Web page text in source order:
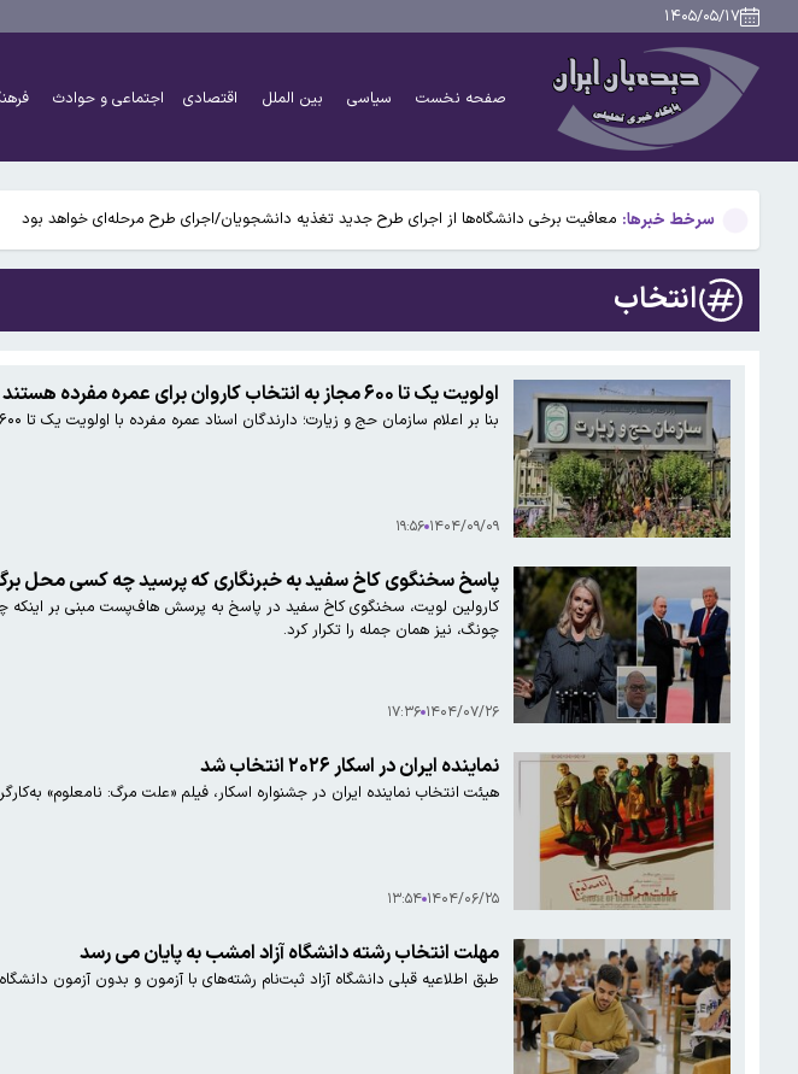
۱۴۰۵/۰۵/۱۷
صفحه نخست سیاسی بین الملل اقتصادی اجتماعی و حوادث
سرخط خبرها:
پیش‌بینی وضعیت جوی ۵ روز آینده؛ موج جدید ناپایداری جوی در راه است
تأیید ربایش و قتل حمیدرضا رجب‌زاده مداح معروف
چطور بدون آسیب دیدن دوربین موبایل از خورشیدگرفتگی عکس بگیریم؟
معافیت برخی دانشگاه‌ها از اجرای طرح جدید تغذیه دانشجویان/اجرای طرح مرحله‌ای خواهد بود
برطرف شدن محدودیت‌ برق صنایع طی هفته‌های آینده
تأیید ربایش و قتل حمیدرضا رجب‌زاده مداح معروف
چطور بدون آسیب دیدن دوربین موبایل از خورشیدگرفتگی عکس بگیریم؟
انتخاب
اولویت یک تا ۶۰۰ مجاز به انتخاب کاروان برای عمره مفرده هستند
بنا بر اعلام سازمان حج و زیارت؛ دارندگان اسناد عمره مفرده با اولویت یک تا ۶۰۰ مجاز به انتخاب کاروان هستند.
۱۴۰۴/۰۹/۰۹ ۱۹:۵۶
پاسخ سخنگوی کاخ سفید به خبرنگاری که پرسید چه کسی محل
چونگ، نیز همان جمله را تکرار کرد.
۱۴۰۴/۰۷/۲۶ ۱۷:۳۶
نماینده ایران در اسکار ۲۰۲۶ انتخاب شد
هیئت انتخاب نماینده ایران در جشنواره اسکار، فیلم «علت مرگ: نامعلوم»
۱۴۰۴/۰۶/۲۵ ۱۳:۵۴
مهلت انتخاب رشته دانشگاه آزاد امشب به پایان می رسد
طبق اطلاعیه قبلی دانشگاه آزاد ثبت‌نام رشته‌های با آزمون و بدون آزمون دانشگاه آزاد تا ساعت ۲۴